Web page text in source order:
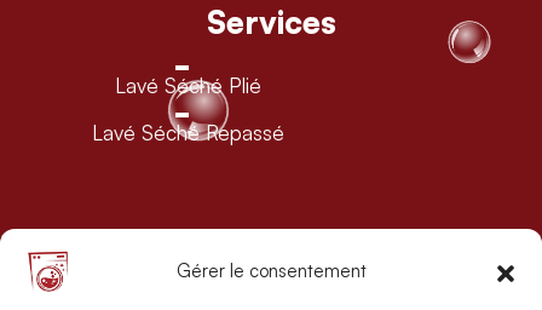
Gérer le consentement
Services
Lavé Séché Plié
Lavé Séché Repassé